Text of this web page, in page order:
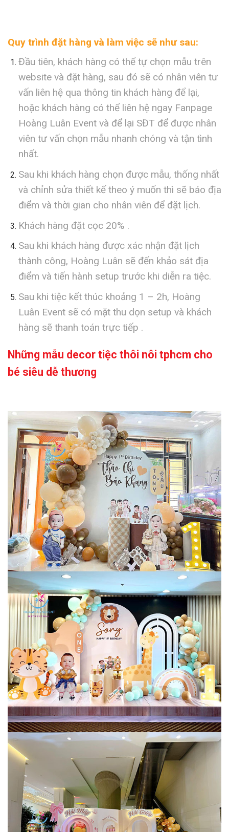
Quy trình đặt hàng và làm việc sẽ như sau:
Đầu tiên, khách hàng có thể tự chọn mẫu trên
website và đặt hàng, sau đó sẽ có nhân viên tư
vấn liên hệ qua thông tin khách hàng để lại,
hoặc khách hàng có thể liên hệ ngay Fanpage
Hoàng Luân Event và để lại SĐT để được nhân
viên tư vấn chọn mẫu nhanh chóng và tận tình
nhất.
Sau khi khách hàng chọn được mẫu, thống nhất
và chỉnh sửa thiết kế theo ý muốn thì sẽ báo địa
điểm và thời gian cho nhân viên để đặt lịch.
Khách hàng đặt cọc 20% .
Sau khi khách hàng được xác nhận đặt lịch
thành công, Hoàng Luân sẽ đến khảo sát địa
điểm và tiến hành setup trước khi diễn ra tiệc.
Sau khi tiệc kết thúc khoảng 1 – 2h, Hoàng
Luân Event sẽ có mặt thu dọn setup và khách
hàng sẽ thanh toán trực tiếp .
Những mẫu decor tiệc thôi nôi tphcm cho
bé siêu dễ thương